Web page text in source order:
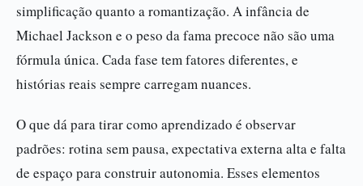
simplificação quanto a romantização. A infância de
Michael Jackson e o peso da fama precoce não são uma
fórmula única. Cada fase tem fatores diferentes, e
histórias reais sempre carregam nuances.
O que dá para tirar como aprendizado é observar
padrões: rotina sem pausa, expectativa externa alta e falta
de espaço para construir autonomia. Esses elementos